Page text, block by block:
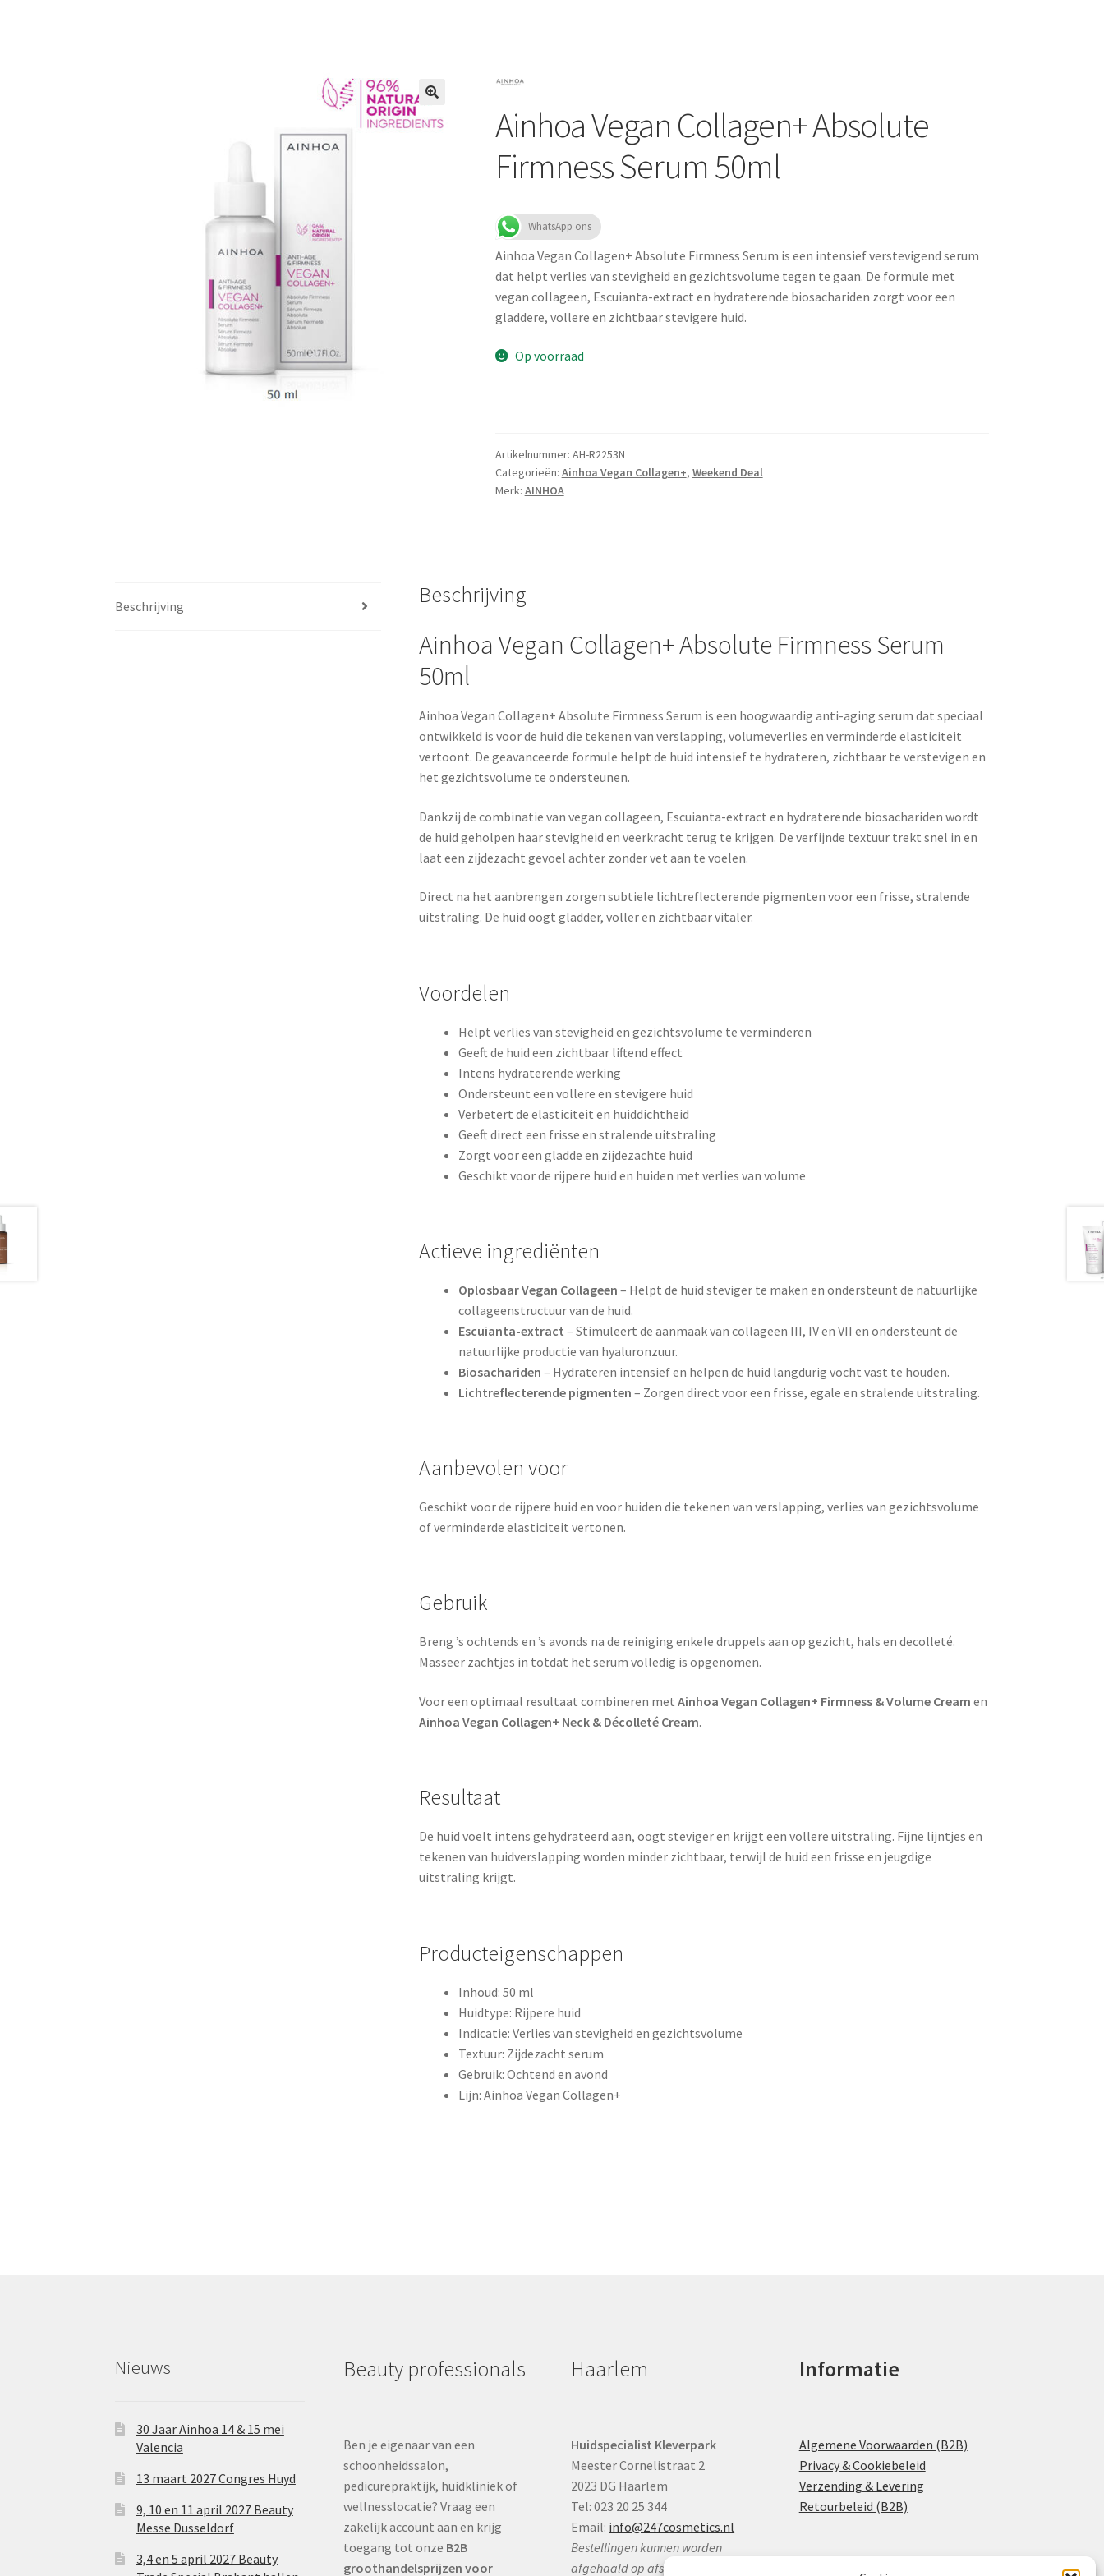
Ainhoa Vegan Collagen+ Absolute
Firmness Serum 50ml
WhatsApp ons
Ainhoa Vegan Collagen+ Absolute Firmness Serum is een intensief verstevigend serum
dat helpt verlies van stevigheid en gezichtsvolume tegen te gaan. De formule met
vegan collageen, Escuianta-extract en hydraterende biosachariden zorgt voor een
gladdere, vollere en zichtbaar stevigere huid.
Op voorraad
Artikelnummer: AH-R2253N
Categorieën: Ainhoa Vegan Collagen+, Weekend Deal
Merk: AINHOA
Beschrijving Beschrijving
Ainhoa Vegan Collagen+ Absolute Firmness Serum
50ml
Ainhoa Vegan Collagen+ Absolute Firmness Serum is een hoogwaardig anti-aging serum dat speciaal
ontwikkeld is voor de huid die tekenen van verslapping, volumeverlies en verminderde elasticiteit
vertoont. De geavanceerde formule helpt de huid intensief te hydrateren, zichtbaar te verstevigen en
het gezichtsvolume te ondersteunen.
Dankzij de combinatie van vegan collageen, Escuianta-extract en hydraterende biosachariden wordt
de huid geholpen haar stevigheid en veerkracht terug te krijgen. De verfijnde textuur trekt snel in en
laat een zijdezacht gevoel achter zonder vet aan te voelen.
Direct na het aanbrengen zorgen subtiele lichtreflecterende pigmenten voor een frisse, stralende
uitstraling. De huid oogt gladder, voller en zichtbaar vitaler.
Voordelen
Helpt verlies van stevigheid en gezichtsvolume te verminderen
Geeft de huid een zichtbaar liftend effect
Intens hydraterende werking
Ondersteunt een vollere en stevigere huid
Verbetert de elasticiteit en huiddichtheid
Geeft direct een frisse en stralende uitstraling
Zorgt voor een gladde en zijdezachte huid
Geschikt voor de rijpere huid en huiden met verlies van volume
Actieve ingrediënten
Oplosbaar Vegan Collageen – Helpt de huid steviger te maken en ondersteunt de natuurlijke
collageenstructuur van de huid.
Escuianta-extract – Stimuleert de aanmaak van collageen III, IV en VII en ondersteunt de
natuurlijke productie van hyaluronzuur.
Biosachariden – Hydrateren intensief en helpen de huid langdurig vocht vast te houden.
Lichtreflecterende pigmenten – Zorgen direct voor een frisse, egale en stralende uitstraling.
Aanbevolen voor
Geschikt voor de rijpere huid en voor huiden die tekenen van verslapping, verlies van gezichtsvolume
of verminderde elasticiteit vertonen.
Gebruik
Breng ’s ochtends en ’s avonds na de reiniging enkele druppels aan op gezicht, hals en decolleté.
Masseer zachtjes in totdat het serum volledig is opgenomen.
Voor een optimaal resultaat combineren metAinhoa Vegan Collagen+ Firmness & Volume Cream en
Ainhoa Vegan Collagen+ Neck & Décolleté Cream.
Resultaat
De huid voelt intens gehydrateerd aan, oogt steviger en krijgt een vollere uitstraling. Fijne lijntjes en
tekenen van huidverslapping worden minder zichtbaar, terwijl de huid een frisse en jeugdige
uitstraling krijgt.
Producteigenschappen
Inhoud: 50 ml
Huidtype: Rijpere huid
Indicatie: Verlies van stevigheid en gezichtsvolume
Textuur: Zijdezacht serum
Gebruik: Ochtend en avond
Lijn: Ainhoa Vegan Collagen+
Nieuws
30 Jaar Ainhoa 14 & 15 mei
Valencia
13 maart 2027 Congres Huyd
9, 10 en 11 april 2027 Beauty
Messe Dusseldorf
3,4 en 5 april 2027 Beauty
Beauty professionals
Ben je eigenaar van een
schoonheidssalon,
pedicurepraktijk, huidkliniek of
wellnesslocatie? Vraag een
zakelijk account aan en krijg
toegang tot onze B2B
groothandelsprijzen voor
Haarlem
Huidspecialist Kleverpark
Meester Cornelistraat 2
2023 DG Haarlem
Tel: 023 20 25 344
Email: info@247cosmetics.nl
Bestellingen kunnen worden
afgehaald op afspraak:
Informatie
Algemene Voorwaarden (B2B)
Privacy & Cookiebeleid
Verzending & Levering
Retourbeleid (B2B)